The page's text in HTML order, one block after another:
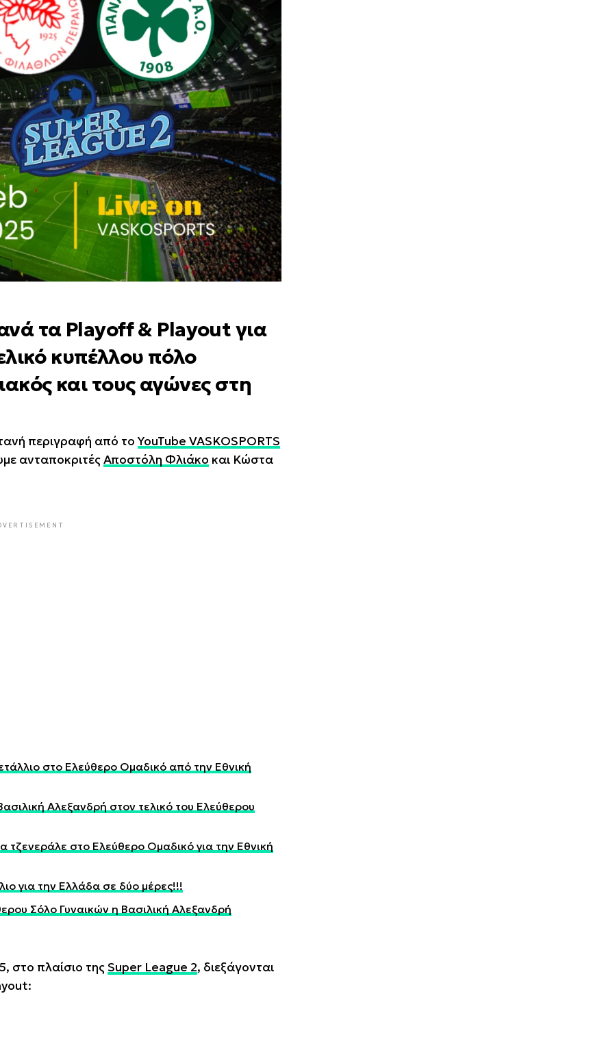
τα Playoff & Playout για
κυπέλλου πόλο
και τους αγώνες στη
περιγραφή από τοYouTube VASKOSPORTS
ανταποκριτέςΑποστόλη Φλιάκο και Κώστα
στο Ελεύθερο Ομαδικό από την Εθνική
Αλεξανδρή στον τελικό του Ελεύθερου
τζενεράλε στο Ελεύθερο Ομαδικό για την Εθνική
για την Ελλάδα σε δύο μέρες!!!
Σόλο Γυναικών η Βασιλική Αλεξανδρή
στο πλαίσιο της Super League 2, διεξάγονται